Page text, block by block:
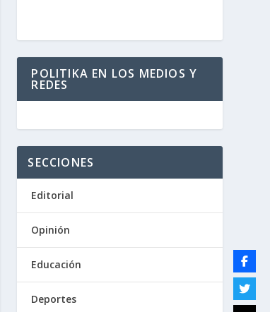
POLITIKA EN LOS MEDIOS Y
REDES
SECCIONES
Editorial
Opinión
Educación
Deportes